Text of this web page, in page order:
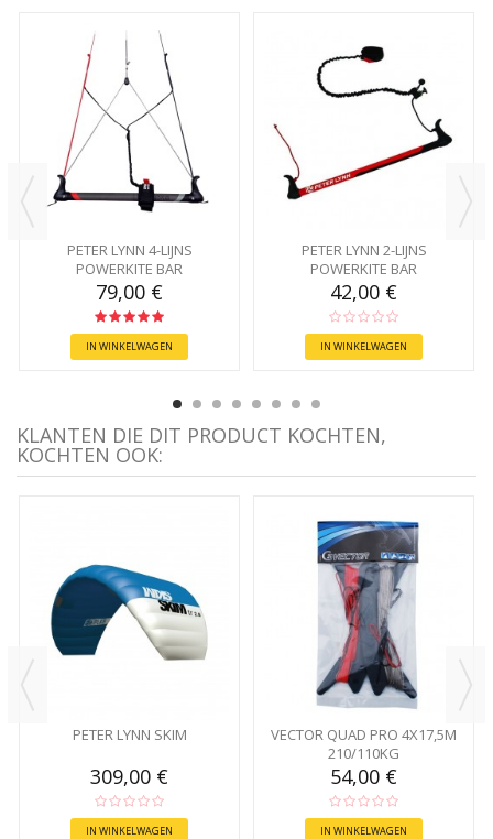
PETER LYNN 4-LIJNS
POWERKITE BAR
79,00 €
IN WINKELWAGEN
PETER LYNN 2-LIJNS
POWERKITE BAR
42,00 €
IN WINKELWAGEN
KLANTEN DIE DIT PRODUCT KOCHTEN,
KOCHTEN OOK:
PETER LYNN SKIM
309,00 €
IN WINKELWAGEN
VECTOR QUAD PRO 4X17,5M
210/110KG
54,00 €
IN WINKELWAGEN